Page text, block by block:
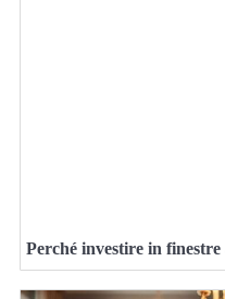
Perché investire in